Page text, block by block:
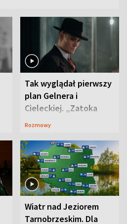
Tak wyglądał pierwszy
plan Gelnera i
Cieleckiej. „Zatoka
szpiegów” od razu ich
Rozmowy
Wiatr nad Jeziorem
Tarnobrzeskim. Dla